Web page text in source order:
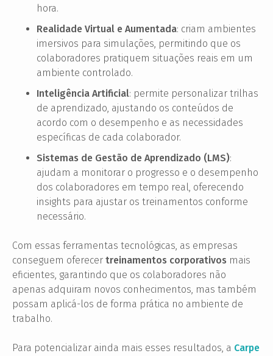
hora.
Realidade Virtual e Aumentada: criam ambientes
imersivos para simulações, permitindo que os
colaboradores pratiquem situações reais em um
ambiente controlado.
Inteligência Artificial: permite personalizar trilhas
de aprendizado, ajustando os conteúdos de
acordo com o desempenho e as necessidades
específicas de cada colaborador.
Sistemas de Gestão de Aprendizado (LMS):
ajudam a monitorar o progresso e o desempenho
dos colaboradores em tempo real, oferecendo
insights para ajustar os treinamentos conforme
necessário.
Com essas ferramentas tecnológicas, as empresas
conseguem oferecer treinamentos corporativos mais
eficientes, garantindo que os colaboradores não
apenas adquiram novos conhecimentos, mas também
possam aplicá-los de forma prática no ambiente de
trabalho.
Para potencializar ainda mais esses resultados, a Carpe